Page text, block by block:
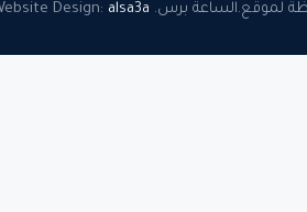
Design: alsa3a